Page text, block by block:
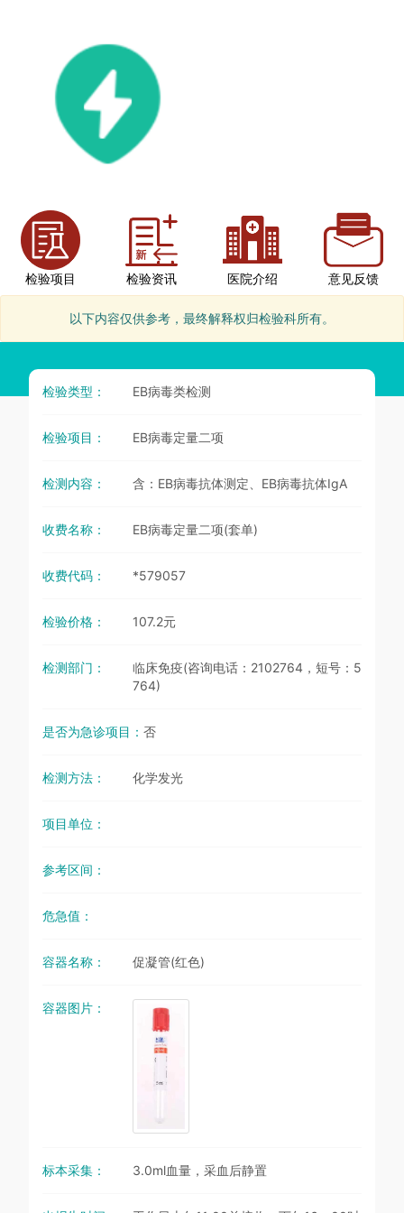
检验项目 检验资讯 医院介绍 意见反馈
以下内容仅供参考，最终解释权归检验科所有。
检验类型： EB病毒类检测
检验项目： EB病毒定量二项
检测内容： 含：EB病毒抗体测定、EB病毒抗体IgA
收费名称： EB病毒定量二项(套单)
收费代码： *579057
检验价格： 107.2元
检测部门：
临床免疫(咨询电话：2102764，短号：5
764)
是否为急诊项目： 否
检测方法： 化学发光
项目单位：
参考区间：
危急值：
容器名称： 促凝管(红色)
容器图片：
标本采集： 3.0ml血量，采血后静置